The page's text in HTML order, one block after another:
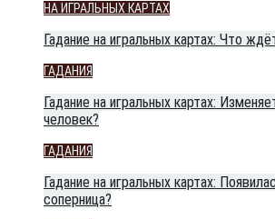
НА ИГРАЛЬНЫХ КАРТАХ
Гадание на игральных картах: Что
ГАДАНИЯ
Гадание на игральных картах:
человек?
ГАДАНИЯ
Гадание на игральных картах:
соперница?